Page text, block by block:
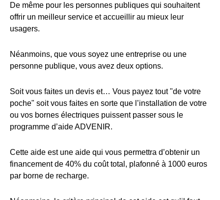
De même pour les personnes publiques qui souhaitent
offrir un meilleur service et accueillir au mieux leur
usagers.
Néanmoins, que vous soyez une entreprise ou une
personne publique, vous avez deux options.
Soit vous faites un devis et… Vous payez tout "de votre
poche" soit vous faites en sorte que l’installation de votre
ou vos bornes électriques puissent passer sous le
programme d’aide ADVENIR.
Cette aide est une aide qui vous permettra d’obtenir un
financement de 40% du coût total, plafonné à 1000 euros
par borne de recharge.